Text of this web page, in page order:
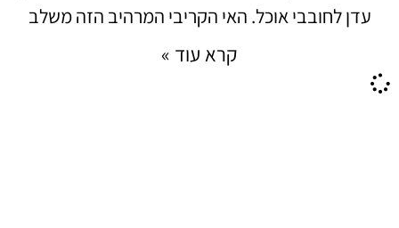
עדן לחובבי אוכל. האי הקריבי המרהיב הזה משלב
קרא עוד »